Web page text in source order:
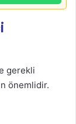
gerekli
önemlidir.